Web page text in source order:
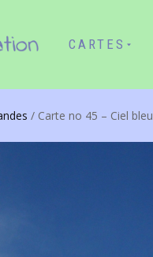
CARTES
/ Carte no 45 – Ciel bleu